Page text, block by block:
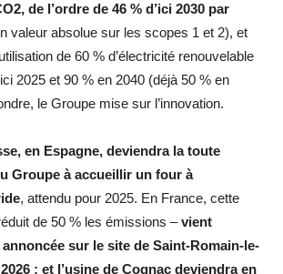
de l’ordre de 46 % d’ici 2030 par
valeur absolue sur les scopes 1 et 2), et
de 60 % d’électricité renouvelable
2025 et 90 % en 2040 (déjà 50 % en
le Groupe mise sur l’innovation.
en Espagne, deviendra la toute
Groupe à accueillir un four à
, attendu pour 2025. En France, cette
de 50 % les émissions –vient
annoncée sur le site de Saint-Romain-le-
; et l’usine de Cognac deviendra en